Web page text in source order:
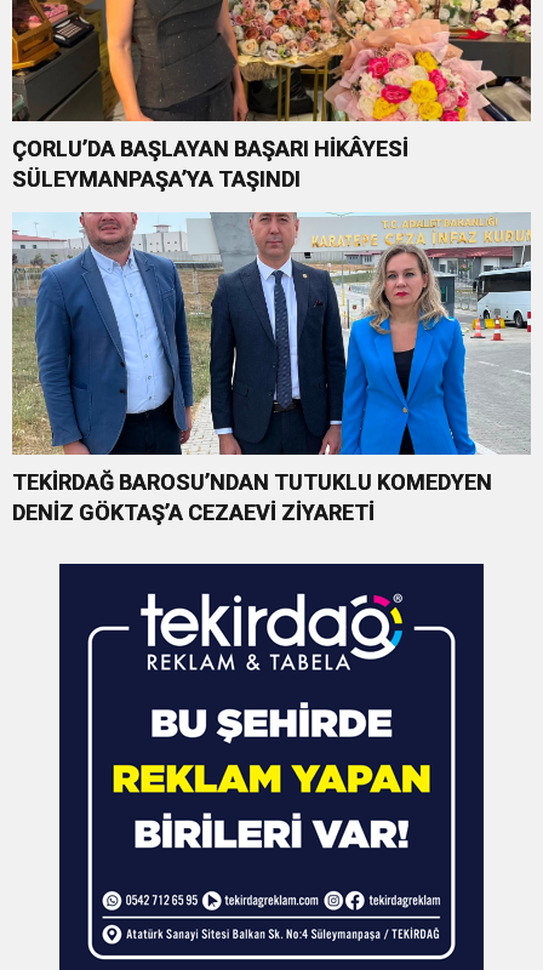
ÇORLU’DA BAŞLAYAN BAŞARI HİKÂYESİ
SÜLEYMANPAŞA’YA TAŞINDI
TEKİRDAĞ BAROSU’NDAN TUTUKLU KOMEDYEN
DENİZ GÖKTAŞ’A CEZAEVİ ZİYARETİ